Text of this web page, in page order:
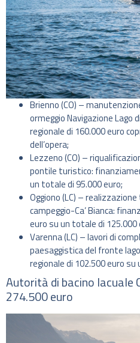
Brienno (CO) –
ormeggio Navigazione Lago
regionale di 160.000 euro
dell’opera;
Lezzeno (CO) –
pontile turistico:
un totale di 95.000 euro;
Oggiono (LC) –
campeggio-Ca’ Bianca:
euro su un totale di 125.000
Varenna (LC) – lavori di
paesaggistica del fronte
regionale di 102.500 euro
Autorità di bacino lacuale
274.500 euro